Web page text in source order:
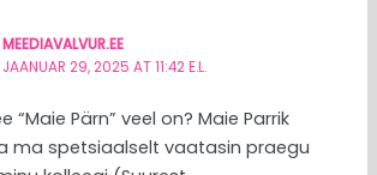
MEEDIAVALVUR.EE
JAANUAR 29, 2025 AT 11:42 E.L.
“Maie Pärn” veel on? Maie Parrik
ma spetsiaalselt vaatasin praegu